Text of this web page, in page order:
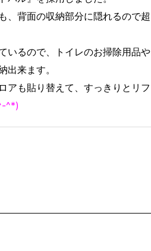
、背面の収納部分に隠れるので超
いるので、トイレのお掃除用品や
出来ます。
アも貼り替えて、すっきりとリフ
^*)